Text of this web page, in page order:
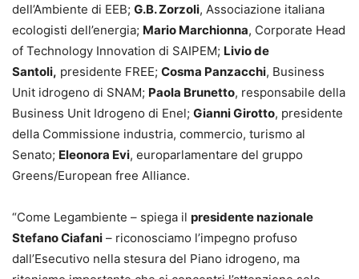
dell’Ambiente di EEB; G.B. Zorzoli, Associazione italiana
ecologisti dell’energia; Mario Marchionna, Corporate Head
of Technology Innovation di SAIPEM; Livio de
Santoli, presidente FREE; Cosma Panzacchi, Business
Unit idrogeno di SNAM; Paola Brunetto, responsabile della
Business Unit Idrogeno di Enel; Gianni Girotto, presidente
della Commissione industria, commercio, turismo al
Senato; Eleonora Evi, europarlamentare del gruppo
Greens/European free Alliance.
“Come Legambiente – spiega il presidente nazionale
Stefano Ciafani – riconosciamo l’impegno profuso
dall’Esecutivo nella stesura del Piano idrogeno, ma